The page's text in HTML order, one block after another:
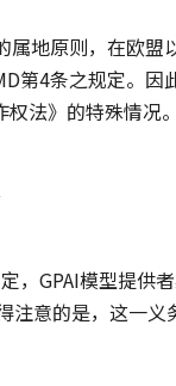
地原则，在欧
第4条之规定。
法》的特殊情况。
，GPAI模型提供
注意的是，这一